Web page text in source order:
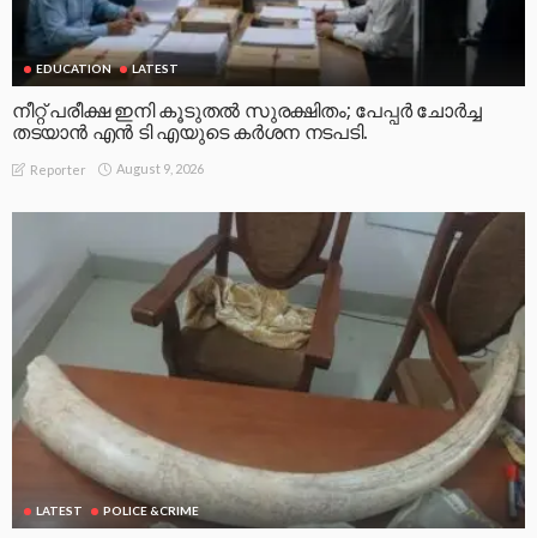
EDUCATION LATEST
നീറ്റ് പരീക്ഷ ഇനി കൂടുതൽ സുരക്ഷിതം; പേപ്പർ ചോർച്ച
തടയാൻ എൻ ടി എയുടെ കർശന നടപടി.
Reporter August 9, 2026
LATEST POLICE &CRIME